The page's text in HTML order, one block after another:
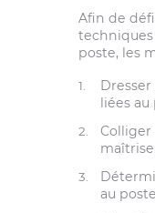
Afin de
techniques
poste, les
liées au
Colliger
au